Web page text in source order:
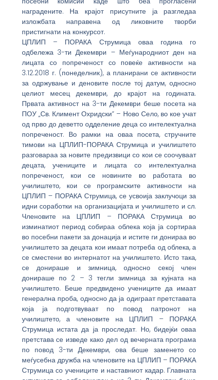
наградените. На крајот присутните ја разгледаа
изложбата направена од ликовните творби
пристигнати на конкурсот.
ЦПЛИП – ПОРАКА Струмица оваа година го
одбележа 3-ти Декември – Меѓународниот ден на
лицата со попреченост со повеќе активности на
3.12.2018 г. (понеделник), а планирани се активности
за одржување и деновите после тој датум, односно
целиот месец декември, до крајот на годината.
Првата активност на 3-ти Декември беше посета на
ПОУ „Св. Климент Охридски” – Ново Село, во кое учат
од прво до деветто одделение деца со интелектуална
попреченост. Во рамки на оваа посета, стручните
тимови на ЦПЛИП-ПОРАКА Струмица и училиштето
разговараа за новите предизвици со кои се соочуваат
децата, учениците и лицата со интелектуална
попреченост, кои се новините во работата во
училиштето, кои се програмските активности на
ЦПЛИП – ПОРАКА Струмица, се усвоија заклучоци за
идни соработки на организацијата и училиштето и сл.
Членовите на ЦПЛИП – ПОРАКА Струмица во
изминатиот период собираа облека која ја сортираа
во посебни пакети за донација и истите ги донираа во
училиштето за децата кои имаат потреба од облека, а
се сместени во интернатот на училиштето. Исто така,
се донираше и зимница, односно секој член
донираше по 2 – 3 тегли зимница за кујната на
училиштето. Беше предвидено учениците да имаат
генерална проба, односно да ја одиграат претставата
која ја подготвуваат по повод патронот на
училиштето, а членовите на ЦПЛИП – ПОРАКА
Струмица истата да ја проследат. Но, бидејќи оваа
претстава се изведе како дел од вечерната програма
по повод 3-ти Декември, ова беше заменето со
меѓусебна дружба на членовите на ЦПЛИП – ПОРАКА
Струмица со учениците и наставниот кадар. Главната